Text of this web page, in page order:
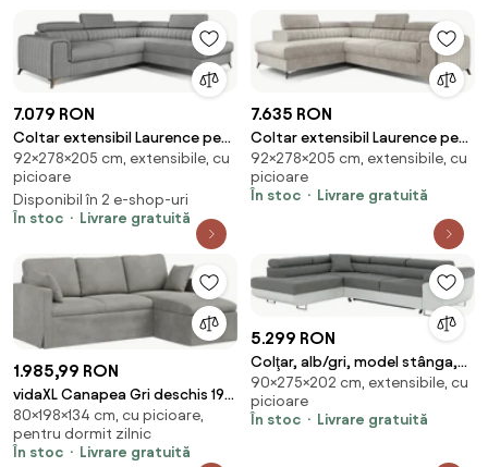
7.079 RON
Coltar extensibil Laurence pe
dreapta Sawana 21
92×278×205 cm, extensibile, cu
picioare
Disponibil în 2 e-shop-uri
În stoc
Livrare gratuită
7.635 RON
Coltar extensibil Laurence pe
stanga Dora 21
92×278×205 cm, extensibile, cu
picioare
În stoc
Livrare gratuită
1.985,99 RON
vidaXL Canapea Gri deschis 198
x 134 x 80 cm Catifea
80×198×134 cm, cu picioare,
pentru dormit zilnic
În stoc
Livrare gratuită
5.299 RON
Colţar, alb/gri, model stânga,
AMARETO NEW
90×275×202 cm, extensibile, cu
picioare
În stoc
Livrare gratuită